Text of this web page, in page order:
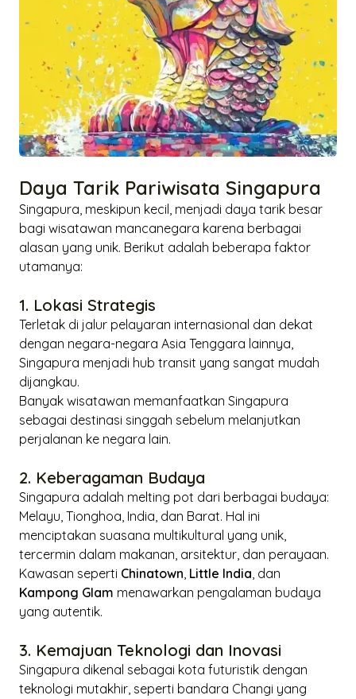
Daya Tarik Pariwisata Singapura
Singapura, meskipun kecil, menjadi daya tarik besar
bagi wisatawan mancanegara karena berbagai
alasan yang unik. Berikut adalah beberapa faktor
utamanya:
1. Lokasi Strategis
Terletak di jalur pelayaran internasional dan dekat
dengan negara-negara Asia Tenggara lainnya,
Singapura menjadi hub transit yang sangat mudah
dijangkau.
Banyak wisatawan memanfaatkan Singapura
sebagai destinasi singgah sebelum melanjutkan
perjalanan ke negara lain.
2. Keberagaman Budaya
Singapura adalah melting pot dari berbagai budaya:
Melayu, Tionghoa, India, dan Barat. Hal ini
menciptakan suasana multikultural yang unik,
tercermin dalam makanan, arsitektur, dan perayaan.
Kawasan seperti Chinatown, Little India, dan
Kampong Glam menawarkan pengalaman budaya
yang autentik.
3. Kemajuan Teknologi dan Inovasi
Singapura dikenal sebagai kota futuristik dengan
teknologi mutakhir, seperti bandara Changi yang